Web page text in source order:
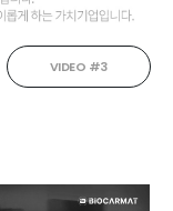
VIDEO #3